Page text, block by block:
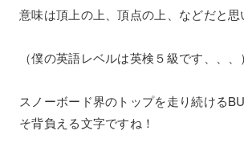
意味は頂上の上、頂点の上、などだと
（僕の英語レベルは英検５級です、、、）
スノーボード界のトップを走り続ける
そ背負える文字ですね！